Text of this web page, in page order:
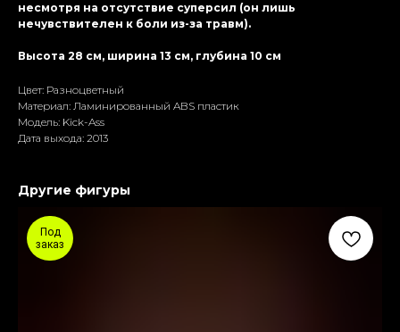
несмотря на отсутствие суперсил (он лишь
нечувствителен к боли из-за травм).
Высота 28 см, ширина 13 см, глубина 10 см
Цвет: Разноцветный
Материал: Ламиниpoванный ABS пластик
Модель: Kick-Ass
Дата выхода: 2013
Другие фигуры
Под
заказ